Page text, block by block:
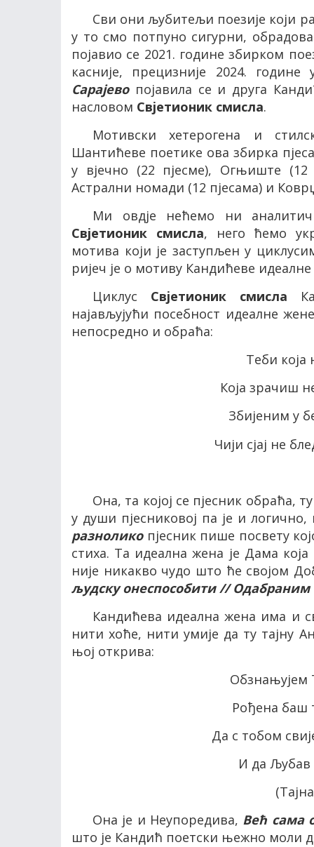
Сви они љубитељи поезије који
у то смо потпуно сигурни,
појавио се 2021. године збирком
касније, прецизније 2024.
Сарајево појавила се и друга
насловом Свјетионик смисла.
Мотивски хетерогена и
Шантићеве поетике ова збирка
у вјечно (22 пјесме), Огњиште (12
Астрални номади (12 пјесама) и
Ми овдје нећемо ни
Свјетионик смисла, него ћемо
мотива који је заступљен у
ријеч је о мотиву Кандићеве
Циклус Свјетионик смисла
најављујући посебност идеалне
непосредно и обраћа:
Теби која
Која зрачиш
Збијеним у
Чији сјај не
Она, та којој се пјесник обраћа,
у души пјесниковој па је и
разнолико пјесник пише посвету
стиха. Та идеална жена је Дама
није никакво чудо што ће својом
људску онеспособити // Одабраним
Кандићева идеална жена има и
нити хоће, нити умије да ту тајну
њој открива:
Обзнањујем
Рођена баш
Да с тобом
И да Љубав
Она је и Неупоредива, Већ сама
што је Кандић поетски њежно моли